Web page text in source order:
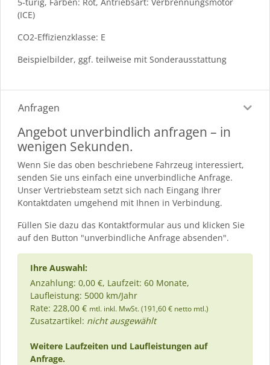
(ICE)
CO2-Effizienzklasse: E
Beispielbilder, ggf. teilweise mit Sonderausstattung
Anfragen
Angebot unverbindlich anfragen – in
wenigen Sekunden.
Wenn Sie das oben beschriebene Fahrzeug interessiert,
senden Sie uns einfach eine unverbindliche Anfrage.
Unser Vertriebsteam setzt sich nach Eingang Ihrer
Kontaktdaten umgehend mit Ihnen in Verbindung.
Füllen Sie dazu das Kontaktformular aus und klicken Sie
auf den Button "unverbindliche Anfrage absenden".
Ihre Auswahl:
Anzahlung: 0,00 €, Laufzeit: 60 Monate,
Laufleistung: 5000 km/Jahr
Rate: 228,00 € mtl. inkl. MwSt. (191,60 € netto mtl.)
Zusatzartikel: nicht ausgewählt
Weitere Laufzeiten und Laufleistungen auf
Anfrage.